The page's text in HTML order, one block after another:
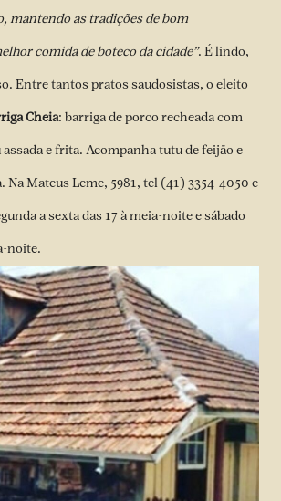
mantendo as tradições de bom
comida de boteco da cidade”. É lindo,
Entre tantos pratos saudosistas, o eleito
Cheia: barriga de porco recheada com
e frita. Acompanha tutu de feijão e
Na Mateus Leme, 5981, tel (41) 3354-4050 e
a sexta das 17 à meia-noite e sábado
noite.